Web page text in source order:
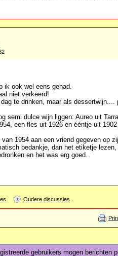
ik ook wel eens gehad.
niet verkeerd!
te drinken, maar als dessertwijn....
semi dulce wijn liggen: Aureo uit
een fles uit 1926 en ééntje uit
van 1954 aan een vriend gegeven op
bedankje, dan het etiketje
en het was erg goed.
Oudere discussies
gebruikers mogen berichten